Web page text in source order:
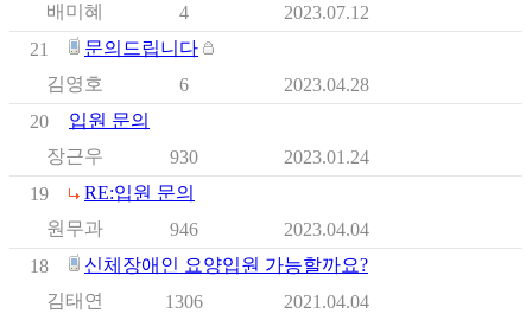
배미혜
4
2023.07.12
21
문의드립니다
김영호
6
2023.04.28
20
입원 문의
장근우
930
2023.01.24
19
RE:입원 문의
원무과
946
2023.04.04
18
신체장애인 요양입원 가능할까요?
김태연
1306
2021.04.04